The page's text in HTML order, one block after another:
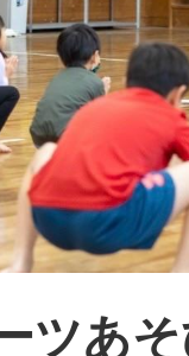
ツあ
トに
入を